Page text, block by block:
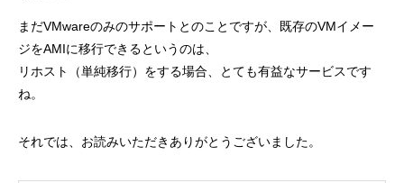
まだVMwareのみのサポートとのことですが、既存のVMイメー
ジをAMIに移行できるというのは、
リホスト（単純移行）をする場合、とても有益なサービスです
ね。
それでは、お読みいただきありがとうございました。